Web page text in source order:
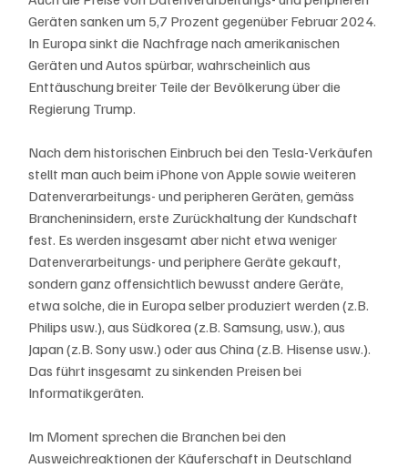
Geräten sanken um 5,7 Prozent gegenüber Februar 2024.
In Europa sinkt die Nachfrage nach amerikanischen
Geräten und Autos spürbar, wahrscheinlich aus
Enttäuschung breiter Teile der Bevölkerung über die
Regierung Trump.
Nach dem historischen Einbruch bei den Tesla-Verkäufen
stellt man auch beim iPhone von Apple sowie weiteren
Datenverarbeitungs- und peripheren Geräten, gemäss
Brancheninsidern, erste Zurückhaltung der Kundschaft
fest. Es werden insgesamt aber nicht etwa weniger
Datenverarbeitungs- und periphere Geräte gekauft,
sondern ganz offensichtlich bewusst andere Geräte,
etwa solche, die in Europa selber produziert werden (z.B.
Philips usw.), aus Südkorea (z.B. Samsung, usw.), aus
Japan (z.B. Sony usw.) oder aus China (z.B. Hisense usw.).
Das führt insgesamt zu sinkenden Preisen bei
Informatikgeräten.
Im Moment sprechen die Branchen bei den
Ausweichreaktionen der Käuferschaft in Deutschland